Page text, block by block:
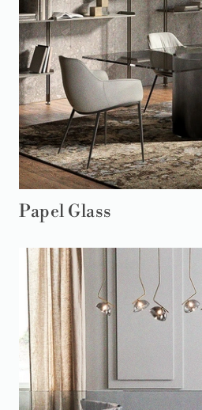
Papel Glass